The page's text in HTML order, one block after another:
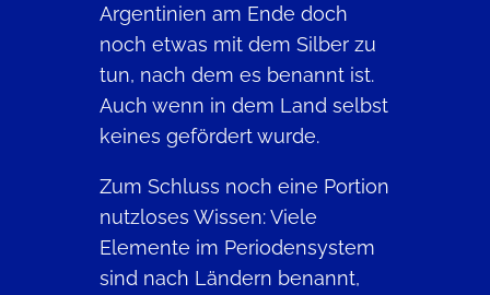
Argentinien am Ende doch
noch etwas mit dem Silber zu
tun, nach dem es benannt ist.
Auch wenn in dem Land selbst
keines gefördert wurde.
Zum Schluss noch eine Portion
nutzloses Wissen: Viele
Elemente im Periodensystem
sind nach Ländern benannt,